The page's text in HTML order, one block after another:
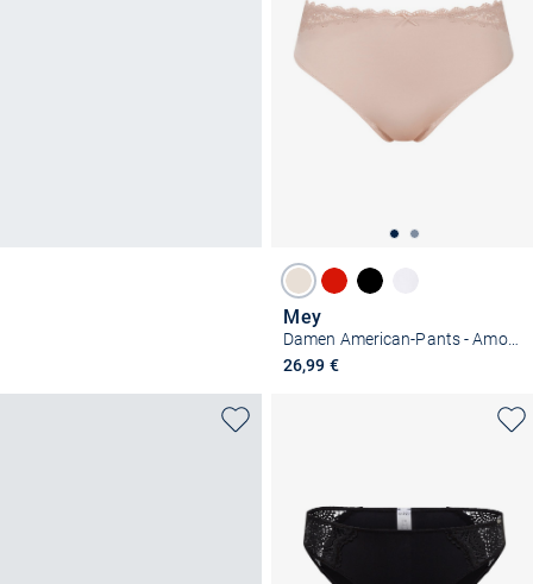
Mey
Damen American-Pants - Amorous
26,99 €